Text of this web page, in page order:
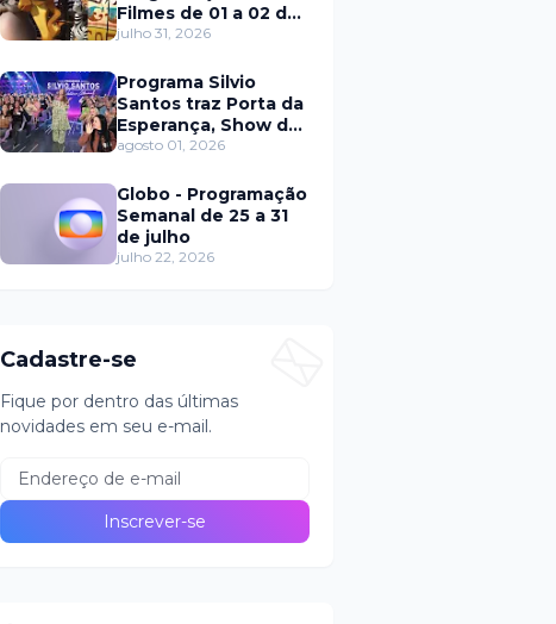
Filmes de 01 a 02 de
agosto
julho 31, 2026
Programa Silvio
Santos traz Porta da
Esperança, Show de
Calouros e Qual é a
domingo (2)
agosto 01, 2026
Globo - Programação
Semanal de 25 a 31
de julho
julho 22, 2026
Cadastre-se
Fique por dentro das últimas
novidades em seu e-mail.